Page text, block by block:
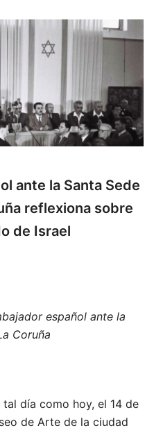
ante la Santa Sede
reflexiona sobre
de Israel
español ante la
Coruña
día como hoy, el 14 de
de Arte de la ciudad